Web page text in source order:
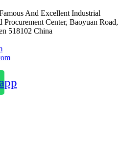
And Excellent Industrial
Center, Baoyuan Road,
518102 China